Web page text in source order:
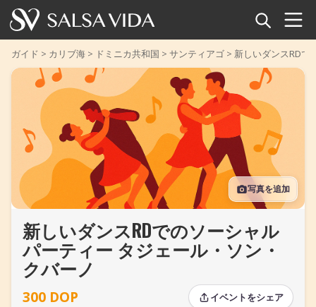
ホーム
イベント
ニュース
記事
動画
サルサ用語集
ショップ
TuneTempo
ガイド > カリブ海 > ドミニカ共和国 > サンティアゴ > 新しいダンスRDで
写真を追加
新しいダンスRDでのソーシャル
パーティー タジェール・ソン・
クバーノ
300 DOP イベントをシェア